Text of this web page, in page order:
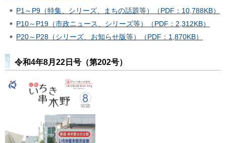
P1～P9（特集、シリーズ、まちの話題等）（PDF：10,788KB）
P10～P19（市政ニュース、シリーズ等）（PDF：2,312KB）
P20～P28（シリーズ、お知らせ版等）（PDF：1,870KB）
令和4年8月22日号（第202号）